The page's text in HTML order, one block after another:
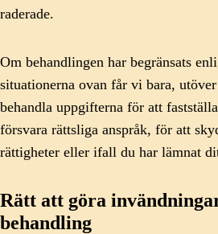
raderade.
Om behandlingen har begränsats
situationerna ovan får vi bara,
behandla uppgifterna för att
försvara rättsliga anspråk, för att
rättigheter eller ifall du har lämnat
Rätt att göra
behandling